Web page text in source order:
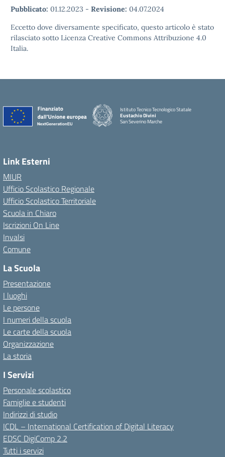
Pubblicato: 01.12.2023 - Revisione: 04.07.2024
Eccetto dove diversamente specificato, questo articolo è stato
rilasciato sotto Licenza Creative Commons Attribuzione 4.0
Italia.
Istituto Tecnico Tecnologico Statale
Eustachio Divini
San Severino Marche
Link Esterni
MIUR
Ufficio Scolastico Regionale
Ufficio Scolastico Territoriale
Scuola in Chiaro
Iscrizioni On Line
Invalsi
Comune
La Scuola
Presentazione
I luoghi
Le persone
I numeri della scuola
Le carte della scuola
Organizzazione
La storia
I Servizi
Personale scolastico
Famiglie e studenti
Indirizzi di studio
ICDL – International Certification of Digital Literacy
EDSC DigiComp 2.2
Tutti i servizi